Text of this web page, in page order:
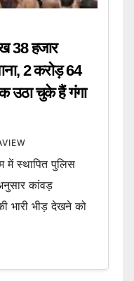
38 हजार
2 करोड़ 64
उठा चुके हैं गंगा
में स्थापित पुलिस
कांवड़
भारी भीड़ देखने को